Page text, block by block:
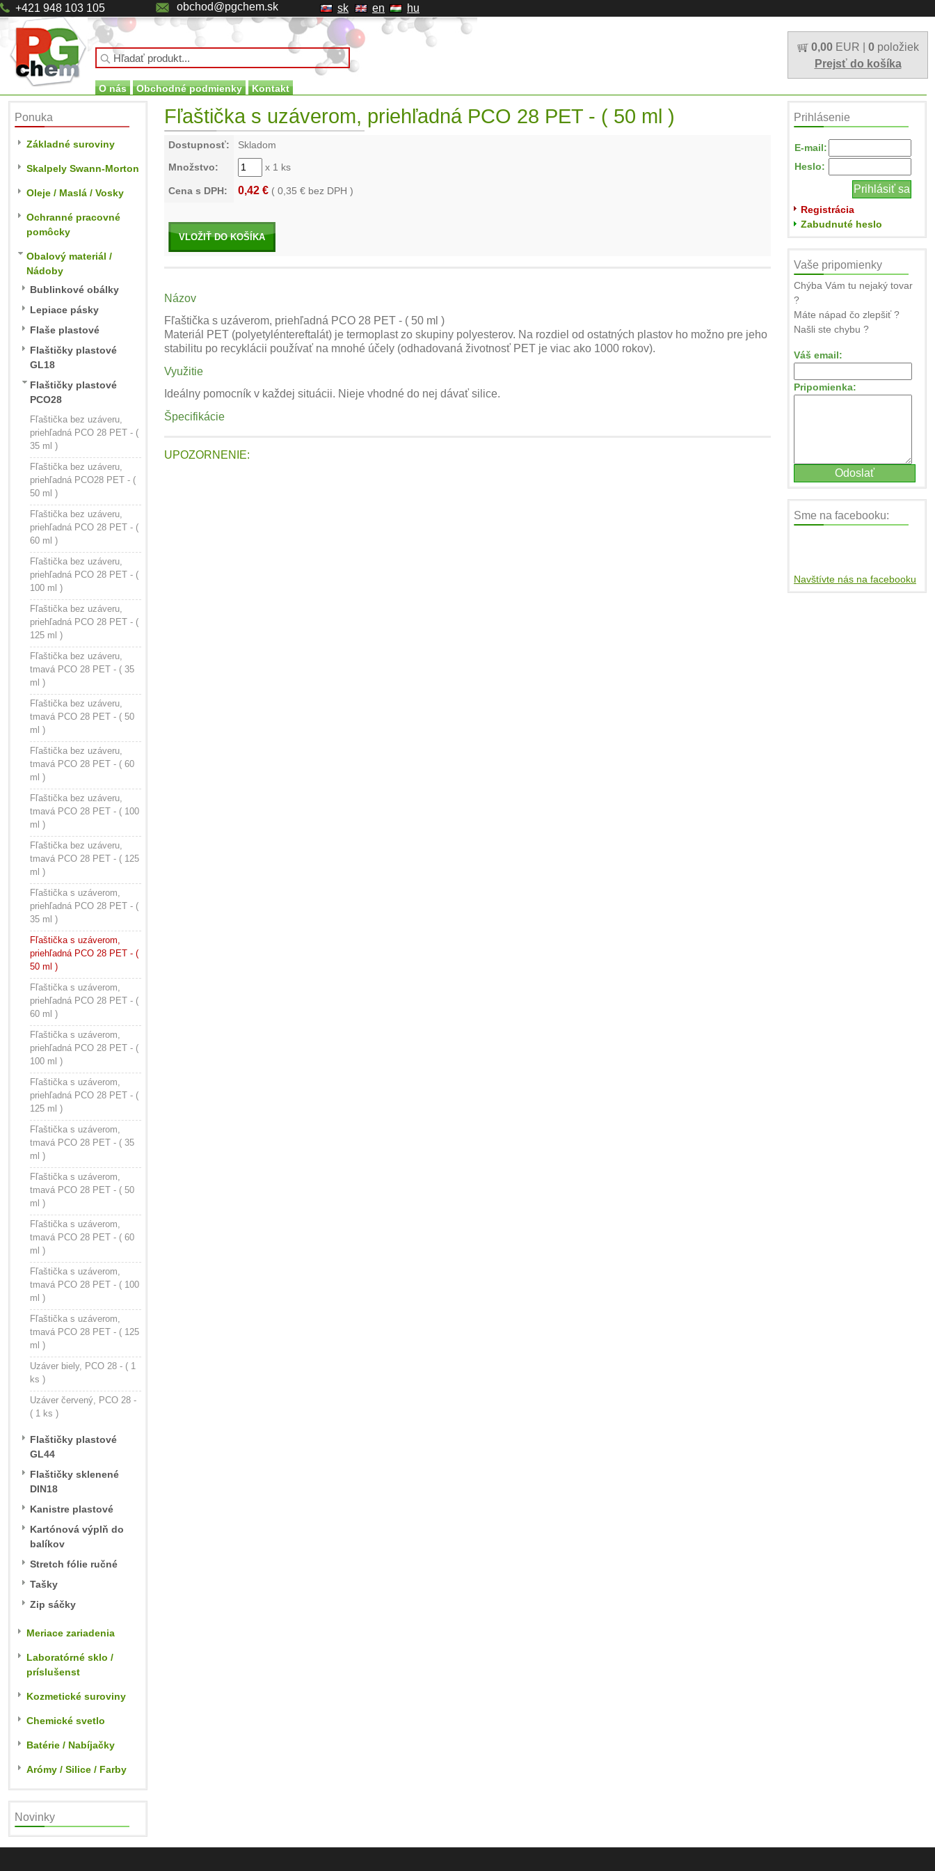
+421 948 103 105 obchod@pgchem.sk sk en hu
0,00 EUR | 0 položiek
Prejsť do košíka
O nás Obchodné podmienky Kontakt
Ponuka
Základné suroviny
Skalpely Swann-Morton
Oleje / Maslá / Vosky
Ochranné pracovné
pomôcky
Obalový materiál /
Nádoby
Bublinkové obálky
Lepiace pásky
Flaše plastové
Flaštičky plastové
GL18
Flaštičky plastové
PCO28
Fľaštička bez uzáveru,
priehľadná PCO 28 PET - (
35 ml )
Fľaštička bez uzáveru,
priehľadná PCO28 PET - (
50 ml )
Fľaštička bez uzáveru,
priehľadná PCO 28 PET - (
60 ml )
Fľaštička bez uzáveru,
priehľadná PCO 28 PET - (
100 ml )
Fľaštička bez uzáveru,
priehľadná PCO 28 PET - (
125 ml )
Fľaštička bez uzáveru,
tmavá PCO 28 PET - ( 35
ml )
Fľaštička bez uzáveru,
tmavá PCO 28 PET - ( 50
ml )
Fľaštička bez uzáveru,
tmavá PCO 28 PET - ( 60
ml )
Fľaštička bez uzáveru,
tmavá PCO 28 PET - ( 100
ml )
Fľaštička bez uzáveru,
tmavá PCO 28 PET - ( 125
ml )
Fľaštička s uzáverom,
priehľadná PCO 28 PET - (
35 ml )
Fľaštička s uzáverom,
priehľadná PCO 28 PET - (
50 ml )
Fľaštička s uzáverom,
priehľadná PCO 28 PET - (
60 ml )
Fľaštička s uzáverom,
priehľadná PCO 28 PET - (
100 ml )
Fľaštička s uzáverom,
priehľadná PCO 28 PET - (
125 ml )
Fľaštička s uzáverom,
tmavá PCO 28 PET - ( 35
ml )
Fľaštička s uzáverom,
tmavá PCO 28 PET - ( 50
ml )
Fľaštička s uzáverom,
tmavá PCO 28 PET - ( 60
ml )
Fľaštička s uzáverom,
tmavá PCO 28 PET - ( 100
ml )
Fľaštička s uzáverom,
tmavá PCO 28 PET - ( 125
ml )
Uzáver biely, PCO 28 - ( 1
ks )
Uzáver červený, PCO 28 -
( 1 ks )
Flaštičky plastové
GL44
Flaštičky sklenené
DIN18
Kanistre plastové
Kartónová výplň do
balíkov
Stretch fólie ručné
Tašky
Zip sáčky
Meriace zariadenia
Laboratórné sklo /
príslušenst
Kozmetické suroviny
Chemické svetlo
Batérie / Nabíjačky
Arómy / Silice / Farby
Novinky
Fľaštička s uzáverom, priehľadná PCO 28 PET - ( 50 ml )
Dostupnosť:
Skladom
Množstvo:
x 1 ks
Cena s DPH: 0,42 € ( 0,35 € bez DPH )
VLOŽIŤ DO KOŠÍKA
Názov
Fľaštička s uzáverom, priehľadná PCO 28 PET - ( 50 ml )
Materiál PET (polyetyléntereftalát) je termoplast zo skupiny polyesterov. Na rozdiel od ostatných plastov ho možno pre jeho
stabilitu po recyklácii používať na mnohé účely (odhadovaná životnosť PET je viac ako 1000 rokov).
Využitie
Ideálny pomocník v každej situácii. Nieje vhodné do nej dávať silice.
Špecifikácie
UPOZORNENIE:
Prihlásenie
E-mail:
Heslo:
Registrácia
Zabudnuté heslo
Vaše pripomienky
Chýba Vám tu nejaký tovar
?
Máte nápad čo zlepšiť ?
Našli ste chybu ?
Váš email:
Pripomienka:
Sme na facebooku:
Navštívte nás na facebooku